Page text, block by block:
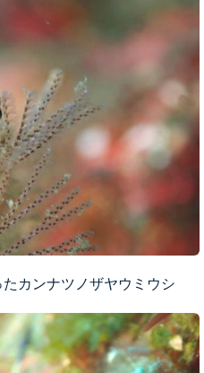
カンナツノザヤウミウシ